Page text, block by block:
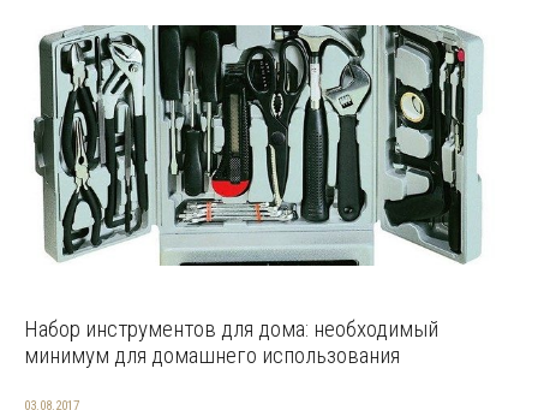
Набор инструментов для дома: необходимый
минимум для домашнего использования
03.08.2017